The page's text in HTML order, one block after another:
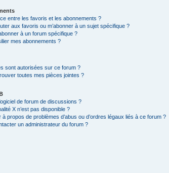
entre les favoris et les abonnements ?
aux favoris ou m’abonner à un sujet spécifique ?
à un forum spécifique ?
mes abonnements ?
sont autorisées sur ce forum ?
toutes mes pièces jointes ?
de forum de discussions ?
X n’est pas disponible ?
propos de problèmes d’abus ou d’ordres légaux liés à ce forum ?
un administrateur du forum ?